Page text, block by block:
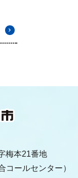
梅本21番地
コールセンター）